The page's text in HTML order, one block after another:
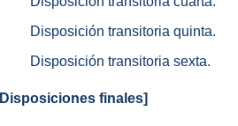
Disposición transitoria quinta.
Disposición transitoria sexta.
finales]